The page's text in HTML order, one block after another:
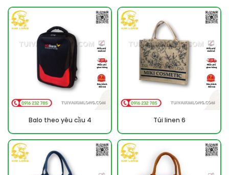
Balo theo yêu cầu 4 Túi linen 6